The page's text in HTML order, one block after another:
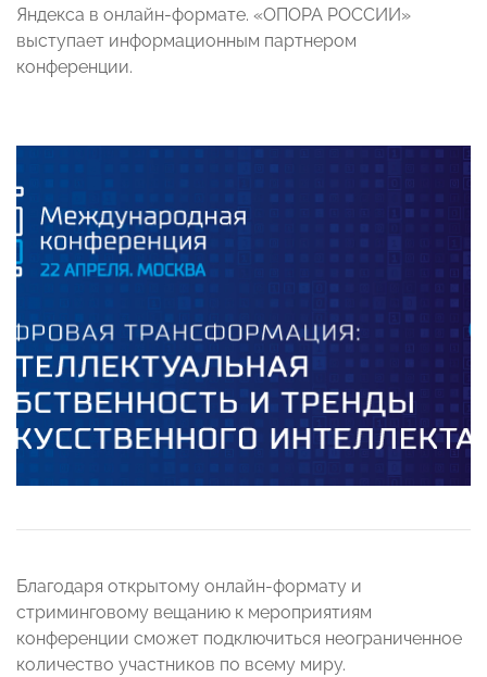
Яндекса в онлайн-формате. «ОПОРА РОССИИ»
выступает информационным партнером
конференции.
Благодаря открытому онлайн-формату и
стриминговому вещанию к мероприятиям
конференции сможет подключиться неограниченное
количество участников по всему миру.